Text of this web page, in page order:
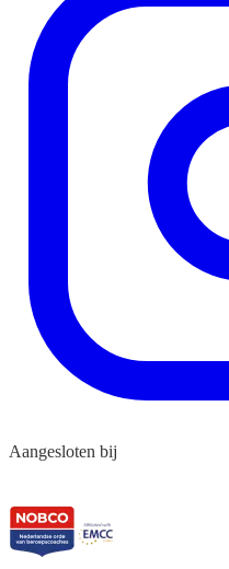
Aangesloten bij